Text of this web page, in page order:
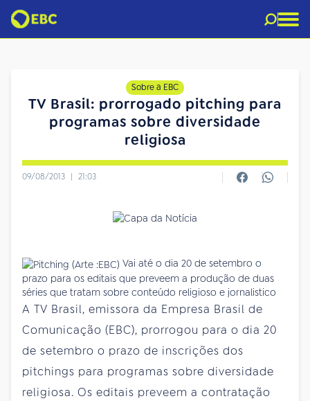
Sobre a EBC
TV Brasil: prorrogado pitching para
programas sobre diversidade
religiosa
09/08/2013 | 21:03
Vai até o dia 20 de setembro o
prazo para os editais que preveem a produção de duas
séries que tratam sobre conteúdo religioso e jornalistico
A TV Brasil, emissora da Empresa Brasil de
Comunicação (EBC), prorrogou para o dia 20
de setembro o prazo de inscrições dos
pitchings para programas sobre diversidade
religiosa. Os editais preveem a contratação